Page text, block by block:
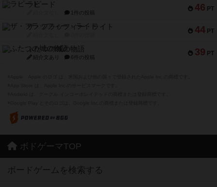
46 PT
ラピード
1件の投稿
44 PT
ザ・フラッフィー・ライト
39 PT
ふたつの城の物語
紹介文あり 6件の投稿
ボドゲーマTOP
ボードゲームを検索する